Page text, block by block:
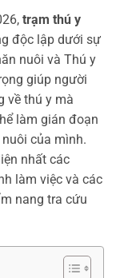
trạm thú y
độc lập dưới sự
nuôi và Thú y
giúp người
về thú y mà
làm gián đoạn
của mình.
nhất các
làm việc và các
nang tra cứu